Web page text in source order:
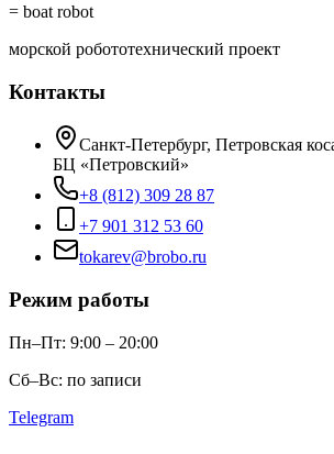
= boat robot
морской робототехнический проект
Контакты
Санкт-Петербург, Петровская
БЦ «Петровский»
+8 (812) 309 28 87
+7 901 312 53 60
tokarev@brobo.ru
Режим работы
Пн–Пт: 9:00 – 20:00
Сб–Вс: по записи
Telegram